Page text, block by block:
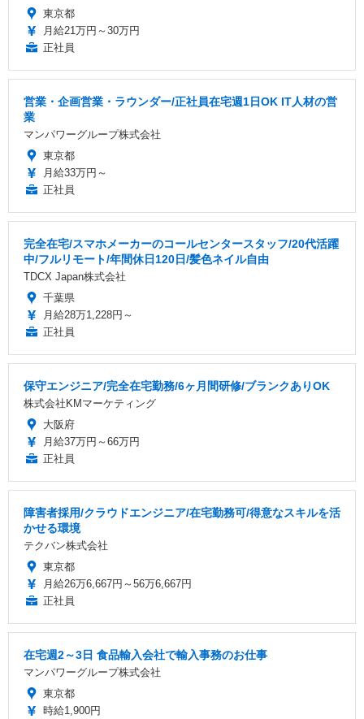
東京都
月給21万円～30万円
正社員
営業・企画営業・ラウンダー/正社員在宅週1日OK IT人材の営
業
マンパワーグループ株式会社
東京都
月給33万円～
正社員
完全在宅/スマホメーカーのコールセンタースタッフ/20代活躍
中/フルリモート/年間休日120日/髪色ネイル自由
TDCX Japan株式会社
千葉県
月給28万1,228円～
正社員
保守エンジニア/完全在宅勤務/6ヶ月間研修/ブランクありOK
株式会社KMマーケティング
大阪府
月給37万円～66万円
正社員
障害者採用/クラウドエンジニア/在宅勤務可/得意なスキルを活
かせる環境
テクバン株式会社
東京都
月給26万6,667円～56万6,667円
正社員
在宅週2～3日 食品輸入会社で輸入事務のお仕事
マンパワーグループ株式会社
東京都
時給1,900円